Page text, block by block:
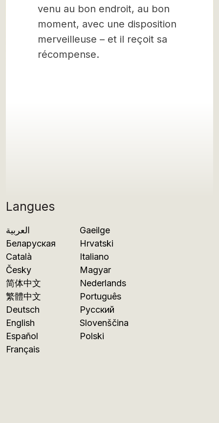
Langues
العربية
Беларуская
Català
Česky
简体中文
繁體中文
Deutsch
English
Español
Français
Gaeilge
Hrvatski
Italiano
Magyar
Nederlands
Português
Русский
Slovenščina
Polski
venu au bon endroit, au bon
moment, avec une disposition
merveilleuse – et il reçoit sa
récompense.